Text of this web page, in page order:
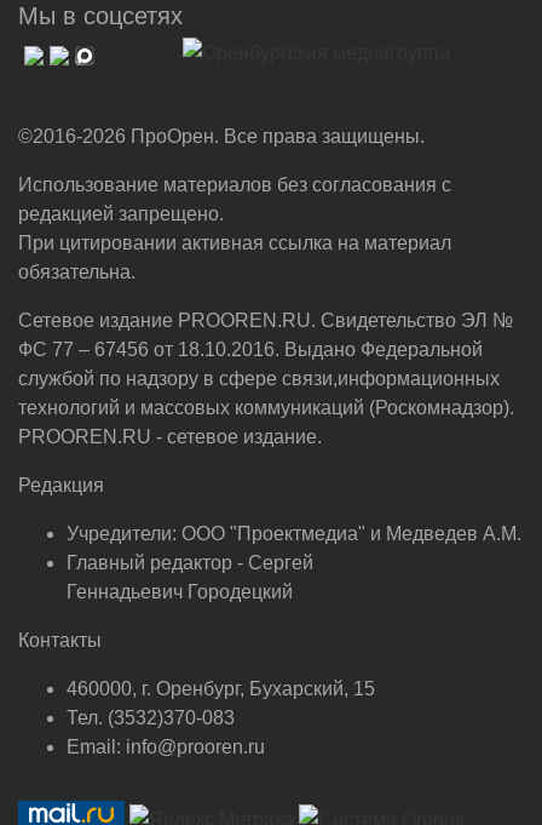
Мы в соцсетях
©2016-2026 ПроОрен. Все права защищены.
Использование материалов без согласования с
редакцией запрещено.
При цитировании активная ссылка на материал
обязательна.
Сетевое издание PROOREN.RU. Свидетельство ЭЛ №
ФС 77 – 67456 от 18.10.2016. Выдано Федеральной
службой по надзору в сфере связи,информационных
технологий и массовых коммуникаций (Роскомнадзор).
PROOREN.RU - сетевое издание.
Редакция
Учредители: ООО "Проектмедиа" и Медведев А.М.
Главный редактор - Сергей
Геннадьевич Городецкий
Контакты
460000, г. Оренбург, Бухарский, 15
Тел. (3532)370-083
Email: info@prooren.ru